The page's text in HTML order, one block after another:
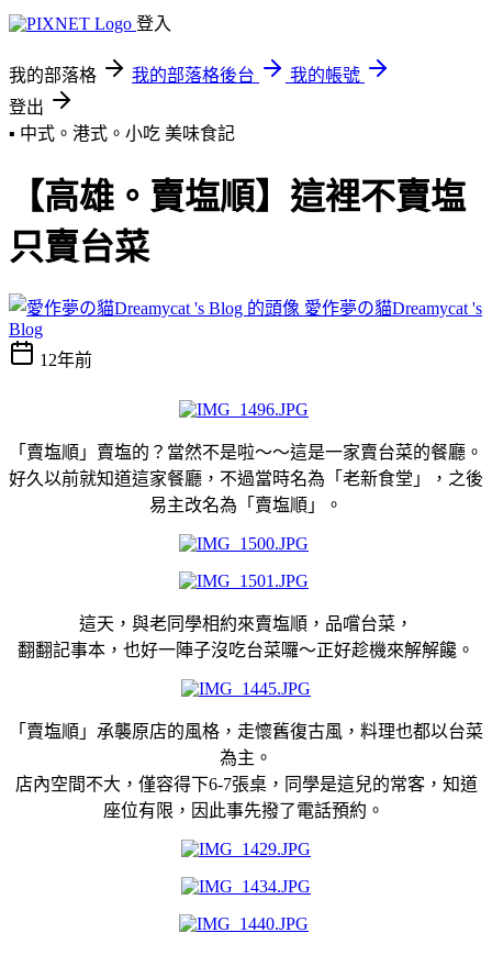
登入
我的部落格 我的部落格後台
我的帳號
登出
▪ 中式。港式。小吃 美味食記
【高雄。賣塩順】這裡不賣塩
只賣台菜
愛作夢の貓Dreamycat 's
Blog
12年前
「賣塩順」賣塩的？當然不是啦～～這是一家賣台菜的餐廳。
好久以前就知道這家餐廳，不過當時名為「老新食堂」，之後
易主改名為「賣塩順」。
這天，與老同學相約來賣塩順，品嚐台菜，
翻翻記事本，也好一陣子沒吃台菜囉～正好趁機來解解饞。
「賣塩順」承襲原店的風格，走懷舊復古風，料理也都以台菜
為主。
店內空間不大，僅容得下6-7張桌，同學是這兒的常客，知道
座位有限，因此事先撥了電話預約。